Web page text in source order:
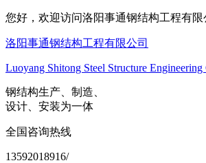
您好，欢迎访问洛阳事通钢结构工程有限
洛阳事通钢结构工程有限公司
Luoyang Shitong Steel Structure
钢结构生产、制造、
设计、安装为一体
全国咨询热线
13592018916/